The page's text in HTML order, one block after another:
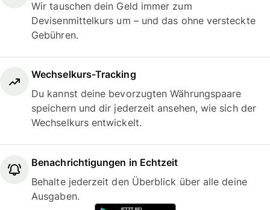
Wir tauschen dein Geld immer zum
Devisenmittelkurs um – und das ohne versteckte
Gebühren.
Wechselkurs-Tracking
Du kannst deine bevorzugten Währungspaare
speichern und dir jederzeit ansehen, wie sich der
Wechselkurs entwickelt.
Benachrichtigungen in Echtzeit
Behalte jederzeit den Überblick über alle deine
Ausgaben.